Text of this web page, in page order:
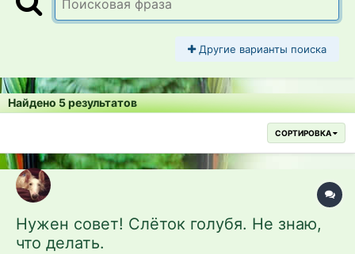
Другие варианты поиска
Найдено 5 результатов
СОРТИРОВКА
Нужен совет! Слёток голубя. Не знаю,
что делать.